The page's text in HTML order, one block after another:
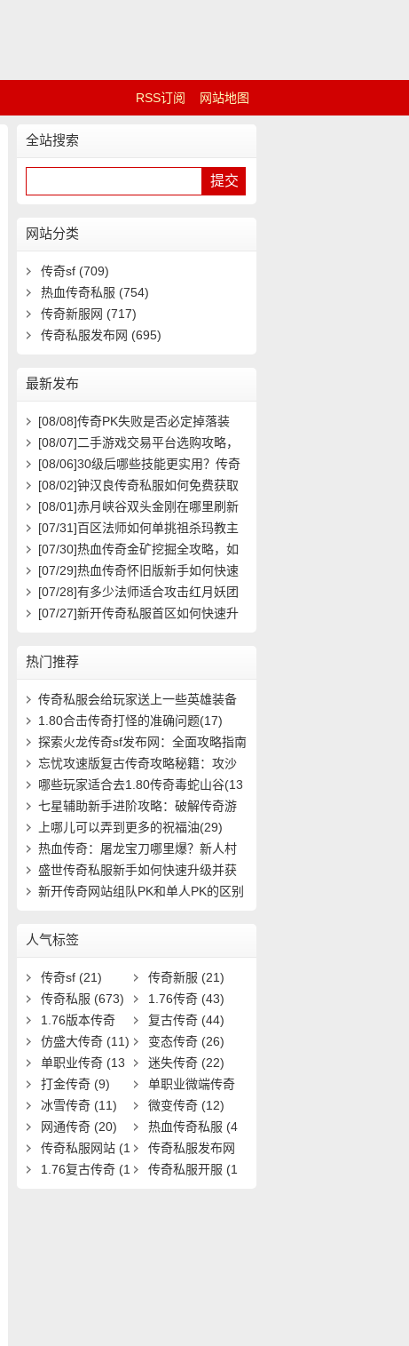
RSS订阅 网站地图
全站搜索
网站分类
传奇sf (709)
热血传奇私服 (754)
传奇新服网 (717)
传奇私服发布网 (695)
最新发布
[08/08]传奇PK失败是否必定掉落装
备？
[08/07]二手游戏交易平台选购攻略，
如何避免踩雷？
[08/06]30级后哪些技能更实用？传奇
玩家必看攻略
[08/02]钟汉良传奇私服如何免费获取
高级装备与快速升级攻略？
[08/01]赤月峡谷双头金刚在哪里刷新
具体位置坐标是什么？
[07/31]百区法师如何单挑祖杀玛教主
求高效打法？
[07/30]热血传奇金矿挖掘全攻略，如
何高效挖矿？
[07/29]热血传奇怀旧版新手如何快速
起步？前期必做任务与升级技巧有哪
些？
[07/28]有多少法师适合攻击红月妖团
队？
[07/27]新开传奇私服首区如何快速升
热门推荐
传奇私服会给玩家送上一些英雄装备
(7)
1.80合击传奇打怪的准确问题(17)
探索火龙传奇sf发布网：全面攻略指南
问答(536)
忘忧攻速版复古传奇攻略秘籍：攻沙
城寨，战(1006)
哪些玩家适合去1.80传奇毒蛇山谷(13
7)
七星辅助新手进阶攻略：破解传奇游
戏中的隐(434)
上哪儿可以弄到更多的祝福油(29)
热血传奇：屠龙宝刀哪里爆？新人村
怎么快速(411)
盛世传奇私服新手如何快速升级并获
取稀有装(721)
新开传奇网站组队PK和单人PK的区别
人气标签
传奇sf (21) 传奇新服 (21)
传奇私服 (673) 1.76传奇 (43)
1.76版本传奇
(9)
复古传奇 (44)
仿盛大传奇 (11) 变态传奇 (26)
单职业传奇 (13
1)
迷失传奇 (22)
打金传奇 (9)
单职业微端传奇
(9)
冰雪传奇 (11) 微变传奇 (12)
网通传奇 (20) 热血传奇私服 (4
0)
传奇私服网站 (1
9)
传奇私服发布网
(11)
1.76复古传奇 (1
传奇私服开服 (1